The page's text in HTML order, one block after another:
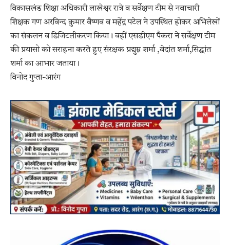
विकासखंड शिक्षा अधिकारी लाखेश्वर रात्रे व सर्वेक्षण टीम से नवाचारी
शिक्षक गण अरविन्द कुमार वैष्णव व महेंद्र पटेल ने उपस्थित होकर अभिलेखों
का संकलन व डिजिटलीकरण किया। वहीं एसडीएम पैकरा ने सर्वेक्षण टीम
की प्रयासो को सराहना करते हुए संरक्षक प्रद्युम्न शर्मा ,वेदांत शर्मा,सिद्धांत
शर्मा का आभार जताया।
विनोद गुप्ता-आरंग